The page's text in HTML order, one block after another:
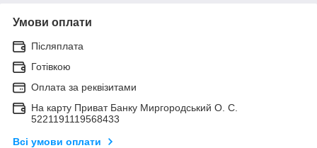
Умови оплати
Післяплата
Готівкою
Оплата за реквізитами
На карту Приват Банку Миргородський О. С.
5221191119568433
Всі умови оплати